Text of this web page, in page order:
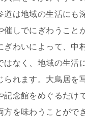
道は地域の生活にも
催しでにぎわうこと
ぎわいによって、中
はなく、地域の生活
られます。大鳥居を
記念館をめぐるだけ
を味わうことがで